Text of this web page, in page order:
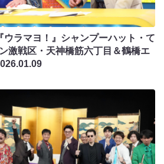
ウラマヨ！』シャンプーハット・て
激戦区・天神橋筋六丁目＆鶴橋エ